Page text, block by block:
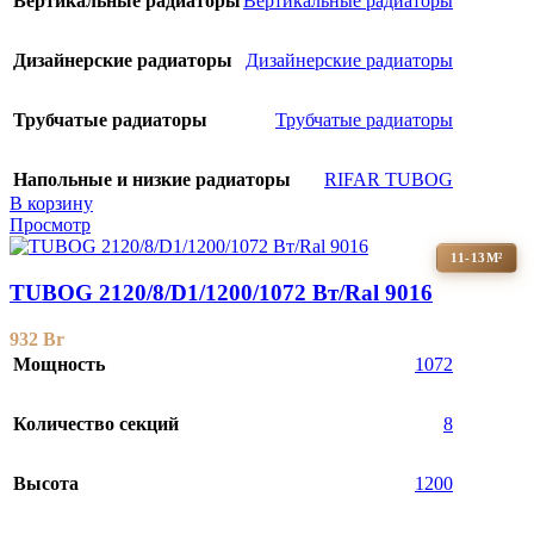
Дизайнерские радиаторы Дизайнерские радиаторы
Трубчатые радиаторы Трубчатые радиаторы
Напольные и низкие радиаторы
RIFAR TUBOG
В корзину
Просмотр
11-13М²
TUBOG 2120/8/D1/1200/1072 Вт/Ral 9016
932 Br
Мощность
1072
Количество секций 8
Высота 1200